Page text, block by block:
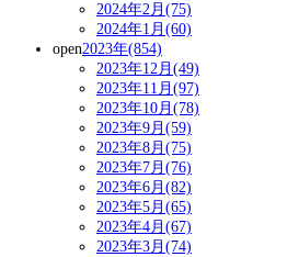
2024年2月(75)
2024年1月(60)
open2023年(854)
2023年12月(49)
2023年11月(97)
2023年10月(78)
2023年9月(59)
2023年8月(75)
2023年7月(76)
2023年6月(82)
2023年5月(65)
2023年4月(67)
2023年3月(74)